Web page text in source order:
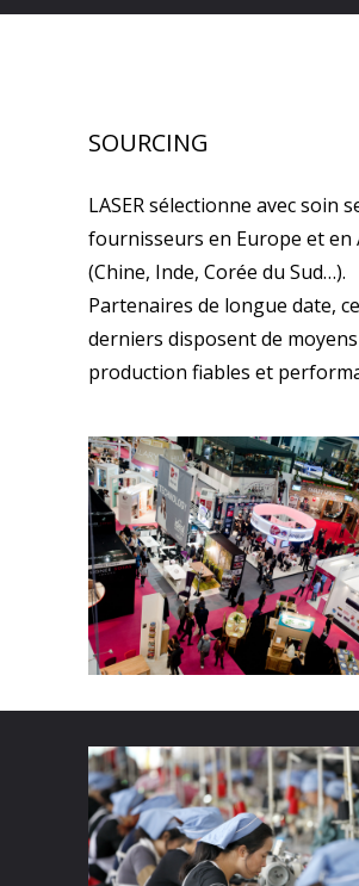
SOURCING
LASER sélectionne avec soin
fournisseurs en Europe et en
(Chine, Inde, Corée du Sud…).
Partenaires de longue date,
derniers disposent de
production fiables et